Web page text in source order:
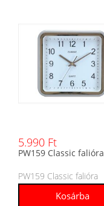
5.990 Ft
PW159 Classic falióra
PW159 Classic falióra